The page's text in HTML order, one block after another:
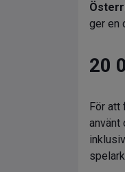
ger en
20
För att
använt